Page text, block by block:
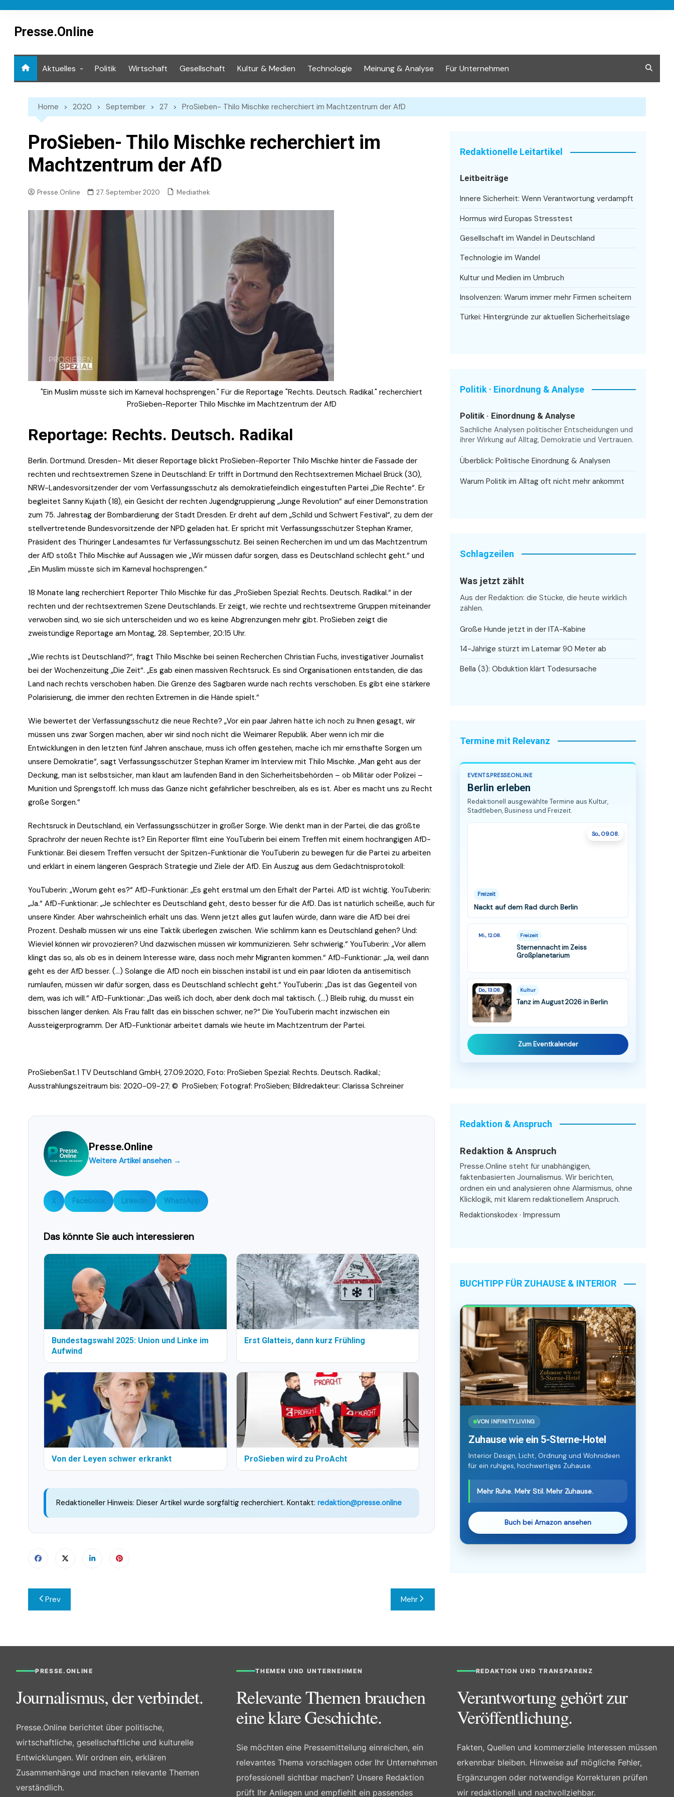
contentPresse.Online
Aktuelles Politik Wirtschaft Gesellschaft Kultur & Medien Technologie Meinung & Analyse Für Unternehmen
Home 2020 September 27 ProSieben- Thilo Mischke recherchiert im Machtzentrum der AfD
ProSieben- Thilo Mischke recherchiert im
Machtzentrum der AfD
Presse.Online 27. September 2020 Mediathek
"Ein Muslim müsste sich im Karneval hochsprengen." Für die Reportage "Rechts. Deutsch. Radikal." recherchiert
ProSieben-Reporter Thilo Mischke im Machtzentrum der AfD
Reportage: Rechts. Deutsch. Radikal
Berlin. Dortmund. Dresden- Mit dieser Reportage blickt ProSieben-Reporter Thilo Mischke hinter die Fassade der
rechten und rechtsextremen Szene in Deutschland: Er trifft in Dortmund den Rechtsextremen Michael Brück (30),
NRW-Landesvorsitzender der vom Verfassungsschutz als demokratiefeindlich eingestuften Partei „Die Rechte“. Er
begleitet Sanny Kujath (18), ein Gesicht der rechten Jugendgruppierung „Junge Revolution“ auf einer Demonstration
zum 75. Jahrestag der Bombardierung der Stadt Dresden. Er dreht auf dem „Schild und Schwert Festival“, zu dem der
stellvertretende Bundesvorsitzende der NPD geladen hat. Er spricht mit Verfassungsschützer Stephan Kramer,
Präsident des Thüringer Landesamtes für Verfassungsschutz. Bei seinen Recherchen im und um das Machtzentrum
der AfD stößt Thilo Mischke auf Aussagen wie „Wir müssen dafür sorgen, dass es Deutschland schlecht geht.“ und
„Ein Muslim müsste sich im Karneval hochsprengen.“
18 Monate lang recherchiert Reporter Thilo Mischke für das „ProSieben Spezial: Rechts. Deutsch. Radikal.“ in der
rechten und der rechtsextremen Szene Deutschlands. Er zeigt, wie rechte und rechtsextreme Gruppen miteinander
verwoben sind, wo sie sich unterscheiden und wo es keine Abgrenzungen mehr gibt. ProSieben zeigt die
zweistündige Reportage am Montag, 28. September, 20:15 Uhr.
„Wie rechts ist Deutschland?“, fragt Thilo Mischke bei seinen Recherchen Christian Fuchs, investigativer Journalist
bei der Wochenzeitung „Die Zeit“. „Es gab einen massiven Rechtsruck. Es sind Organisationen entstanden, die das
Land nach rechts verschoben haben. Die Grenze des Sagbaren wurde nach rechts verschoben. Es gibt eine stärkere
Polarisierung, die immer den rechten Extremen in die Hände spielt.“
Wie bewertet der Verfassungsschutz die neue Rechte? „Vor ein paar Jahren hätte ich noch zu Ihnen gesagt, wir
müssen uns zwar Sorgen machen, aber wir sind noch nicht die Weimarer Republik. Aber wenn ich mir die
Entwicklungen in den letzten fünf Jahren anschaue, muss ich offen gestehen, mache ich mir ernsthafte Sorgen um
unsere Demokratie“, sagt Verfassungsschützer Stephan Kramer im Interview mit Thilo Mischke. „Man geht aus der
Deckung, man ist selbstsicher, man klaut am laufenden Band in den Sicherheitsbehörden – ob Militär oder Polizei –
Munition und Sprengstoff. Ich muss das Ganze nicht gefährlicher beschreiben, als es ist. Aber es macht uns zu Recht
große Sorgen.“
Rechtsruck in Deutschland, ein Verfassungsschützer in großer Sorge. Wie denkt man in der Partei, die das größte
Sprachrohr der neuen Rechte ist? Ein Reporter filmt eine YouTuberin bei einem Treffen mit einem hochrangigen AfD-
Funktionär. Bei diesem Treffen versucht der Spitzen-Funktionär die YouTuberin zu bewegen für die Partei zu arbeiten
und erklärt in einem längeren Gespräch Strategie und Ziele der AfD. Ein Auszug aus dem Gedächtnisprotokoll:
YouTuberin: „Worum geht es?“ AfD-Funktionär: „Es geht erstmal um den Erhalt der Partei. AfD ist wichtig. YouTuberin:
„Ja.“ AfD-Funktionär: „Je schlechter es Deutschland geht, desto besser für die AfD. Das ist natürlich scheiße, auch für
unsere Kinder. Aber wahrscheinlich erhält uns das. Wenn jetzt alles gut laufen würde, dann wäre die AfD bei drei
Prozent. Deshalb müssen wir uns eine Taktik überlegen zwischen. Wie schlimm kann es Deutschland gehen? Und:
Wieviel können wir provozieren? Und dazwischen müssen wir kommunizieren. Sehr schwierig.“ YouTuberin: „Vor allem
klingt das so, als ob es in deinem Interesse wäre, dass noch mehr Migranten kommen.“ AfD-Funktionär: „Ja, weil dann
geht es der AfD besser. (…) Solange die AfD noch ein bisschen instabil ist und ein paar Idioten da antisemitisch
rumlaufen, müssen wir dafür sorgen, dass es Deutschland schlecht geht.“ YouTuberin: „Das ist das Gegenteil von
dem, was ich will.“ AfD-Funktionär: „Das weiß ich doch, aber denk doch mal taktisch. (…) Bleib ruhig, du musst ein
bisschen länger denken. Als Frau fällt das ein bisschen schwer, ne?“ Die YouTuberin macht inzwischen ein
Aussteigerprogramm. Der AfD-Funktionär arbeitet damals wie heute im Machtzentrum der Partei.
ProSiebenSat.1 TV Deutschland GmbH, 27.09.2020, Foto: ProSieben Spezial: Rechts. Deutsch. Radikal.;
Ausstrahlungszeitraum bis: 2020-09-27; © ProSieben; Fotograf: ProSieben; Bildredakteur: Clarissa Schreiner
Presse.Online
Weitere Artikel ansehen →
X Facebook LinkedIn WhatsApp
Das könnte Sie auch interessieren
Bundestagswahl 2025: Union und Linke im
Aufwind
Erst Glatteis, dann kurz Frühling
Von der Leyen schwer erkrankt ProSieben wird zu ProAcht
Redaktioneller Hinweis: Dieser Artikel wurde sorgfältig recherchiert. Kontakt: redaktion@presse.online
Beitragsnavigation
Prev Mehr
Redaktionelle Leitartikel
Leitbeiträge
Innere Sicherheit: Wenn Verantwortung verdampft
Hormus wird Europas Stresstest
Gesellschaft im Wandel in Deutschland
Technologie im Wandel
Kultur und Medien im Umbruch
Insolvenzen: Warum immer mehr Firmen scheitern
Türkei: Hintergründe zur aktuellen Sicherheitslage
Politik · Einordnung & Analyse
Politik · Einordnung & Analyse
Sachliche Analysen politischer Entscheidungen und
ihrer Wirkung auf Alltag, Demokratie und Vertrauen.
Überblick: Politische Einordnung & Analysen
Warum Politik im Alltag oft nicht mehr ankommt
Schlagzeilen
Was jetzt zählt
Aus der Redaktion: die Stücke, die heute wirklich
zählen.
Große Hunde jetzt in der ITA-Kabine
14-Jährige stürzt im Latemar 90 Meter ab
Bella (3): Obduktion klärt Todesursache
Termine mit Relevanz
EVENTS.PRESSE.ONLINE
Berlin erleben
Redaktionell ausgewählte Termine aus Kultur,
Stadtleben, Business und Freizeit.
So., 09.08.
Freizeit
Nackt auf dem Rad durch Berlin
Mi., 12.08. Freizeit
Sternennacht im Zeiss
Großplanetarium
Do., 13.08. Kultur
Tanz im August 2026 in Berlin
Zum Eventkalender
Redaktion & Anspruch
Redaktion & Anspruch
Presse.Online steht für unabhängigen,
faktenbasierten Journalismus. Wir berichten,
ordnen ein und analysieren ohne Alarmismus, ohne
Klicklogik, mit klarem redaktionellem Anspruch.
Redaktionskodex · Impressum
BUCHTIPP FÜR ZUHAUSE & INTERIOR
VON INFINITY.LIVING
Zuhause wie ein 5-Sterne-Hotel
Interior Design, Licht, Ordnung und Wohnideen
für ein ruhiges, hochwertiges Zuhause.
Mehr Ruhe. Mehr Stil. Mehr Zuhause.
Buch bei Amazon ansehen
PRESSE.ONLINE
Journalismus, der verbindet.
Presse.Online berichtet über politische,
wirtschaftliche, gesellschaftliche und kulturelle
Entwicklungen. Wir ordnen ein, erklären
Zusammenhänge und machen relevante Themen
verständlich.
THEMEN UND UNTERNEHMEN
Relevante Themen brauchen
eine klare Geschichte.
Sie möchten eine Pressemitteilung einreichen, ein
relevantes Thema vorschlagen oder Ihr Unternehmen
professionell sichtbar machen? Unsere Redaktion
prüft Ihr Anliegen und empfiehlt ein passendes
REDAKTION UND TRANSPARENZ
Verantwortung gehört zur
Veröffentlichung.
Fakten, Quellen und kommerzielle Interessen müssen
erkennbar bleiben. Hinweise auf mögliche Fehler,
Ergänzungen oder notwendige Korrekturen prüfen
wir redaktionell und nachvollziehbar.